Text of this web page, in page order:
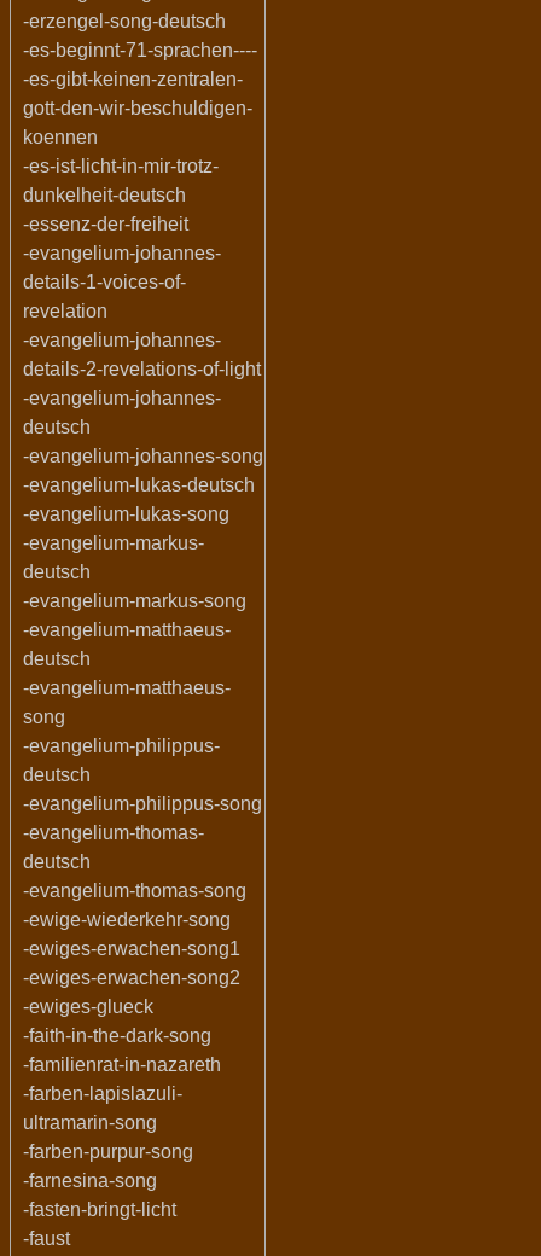
-erzengel-song-deutsch
-es-beginnt-71-sprachen----
-es-gibt-keinen-zentralen-
gott-den-wir-beschuldigen-
koennen
-es-ist-licht-in-mir-trotz-
dunkelheit-deutsch
-essenz-der-freiheit
-evangelium-johannes-
details-1-voices-of-
revelation
-evangelium-johannes-
details-2-revelations-of-light
-evangelium-johannes-
deutsch
-evangelium-johannes-song
-evangelium-lukas-deutsch
-evangelium-lukas-song
-evangelium-markus-
deutsch
-evangelium-markus-song
-evangelium-matthaeus-
deutsch
-evangelium-matthaeus-
song
-evangelium-philippus-
deutsch
-evangelium-philippus-song
-evangelium-thomas-
deutsch
-evangelium-thomas-song
-ewige-wiederkehr-song
-ewiges-erwachen-song1
-ewiges-erwachen-song2
-ewiges-glueck
-faith-in-the-dark-song
-familienrat-in-nazareth
-farben-lapislazuli-
ultramarin-song
-farben-purpur-song
-farnesina-song
-fasten-bringt-licht
-faust